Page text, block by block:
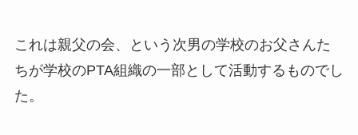
これは親父の会、という次男の学校のお父さんた
ちが学校のPTA組織の一部として活動するものでし
た。